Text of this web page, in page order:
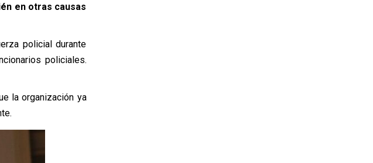
en otras causas
policial durante
policiales.
la organización ya